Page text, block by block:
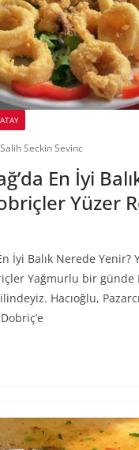
Salih Seckin Sevinc
En İyi
Yüzer
İyi Balık Nerede Yenir?
Yağmurlu bir günde
Hacıoğlu,